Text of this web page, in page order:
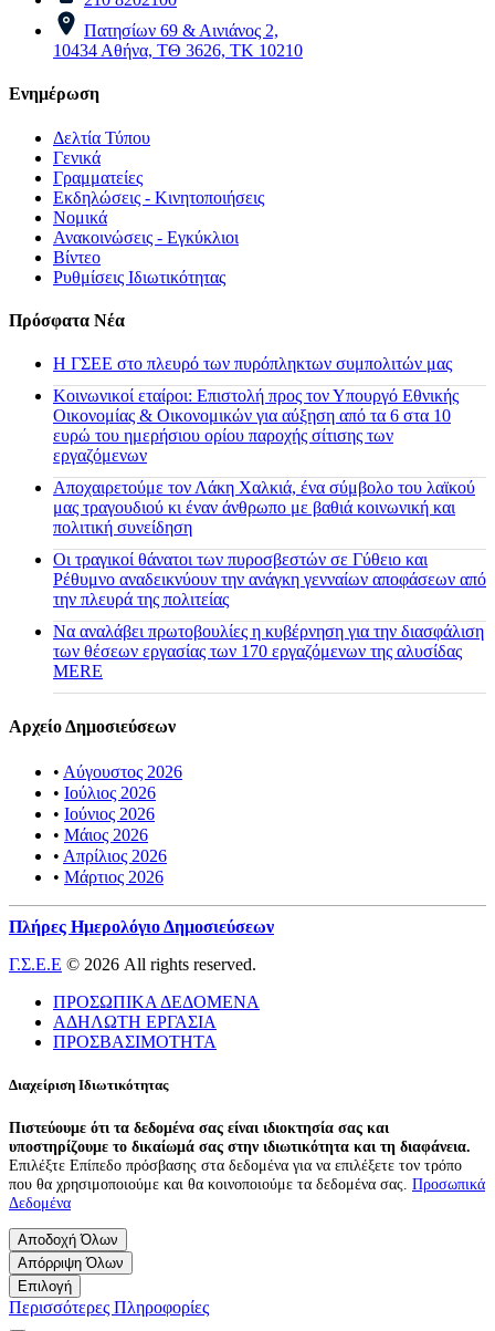
Πατησίων 69 & Αινιάνος 2,
10434 Αθήνα, ΤΘ 3626, ΤΚ 10210
Ενημέρωση
Δελτία Τύπου
Γενικά
Γραμματείες
Εκδηλώσεις - Κινητοποιήσεις
Νομικά
Ανακοινώσεις - Εγκύκλιοι
Βίντεο
Ρυθμίσεις Ιδιωτικότητας
Πρόσφατα Νέα
H ΓΣΕΕ στο πλευρό των πυρόπληκτων συμπολιτών μας
Κοινωνικοί εταίροι: Επιστολή προς τον Υπουργό Εθνικής
Οικονομίας & Οικονομικών για αύξηση από τα 6 στα 10
ευρώ του ημερήσιου ορίου παροχής σίτισης των
εργαζόμενων
Αποχαιρετούμε τον Λάκη Χαλκιά, ένα σύμβολο του λαϊκού
μας τραγουδιού κι έναν άνθρωπο με βαθιά κοινωνική και
πολιτική συνείδηση
Οι τραγικοί θάνατοι των πυροσβεστών σε Γύθειο και
Ρέθυμνο αναδεικνύουν την ανάγκη γενναίων αποφάσεων από
την πλευρά της πολιτείας
Να αναλάβει πρωτοβουλίες η κυβέρνηση για την διασφάλιση
των θέσεων εργασίας των 170 εργαζόμενων της αλυσίδας
MERE
Αρχείο Δημοσιεύσεων
• Αύγουστος 2026
• Ιούλιος 2026
• Ιούνιος 2026
• Μάιος 2026
• Απρίλιος 2026
• Μάρτιος 2026
Πλήρες Ημερολόγιο Δημοσιεύσεων
Γ.Σ.Ε.Ε © 2026 All rights reserved.
ΠΡΟΣΩΠΙΚΑ ΔΕΔΟΜΕΝΑ
ΑΔΗΛΩΤΗ ΕΡΓΑΣΙΑ
ΠΡΟΣΒΑΣΙΜΟΤΗΤΑ
Διαχείριση Ιδιωτικότητας
Πιστεύουμε ότι τα δεδομένα σας είναι ιδιοκτησία σας και
υποστηρίζουμε το δικαίωμά σας στην ιδιωτικότητα και τη διαφάνεια.
Επιλέξτε Επίπεδο πρόσβασης στα δεδομένα για να επιλέξετε τον τρόπο
που θα χρησιμοποιούμε και θα κοινοποιούμε τα δεδομένα σας. Προσωπικά
Δεδομένα
Αποδοχή Όλων
Απόρριψη Όλων
Επιλογή
Περισσότερες Πληροφορίες